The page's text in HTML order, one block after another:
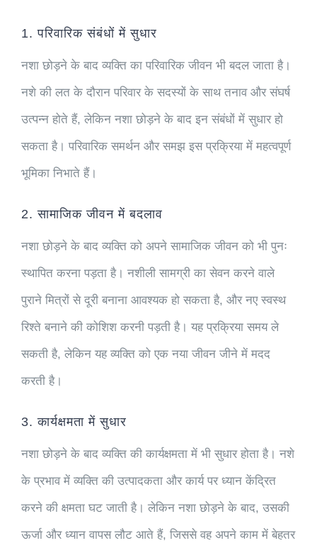
1. परिवारिक संबंधों में सुधार
नशा छोड़ने के बाद व्यक्ति का परिवारिक जीवन भी बदल जाता है।
नशे की लत के दौरान परिवार के सदस्यों के साथ तनाव और संघर्ष
उत्पन्न होते हैं, लेकिन नशा छोड़ने के बाद इन संबंधों में सुधार हो
सकता है। परिवारिक समर्थन और समझ इस प्रक्रिया में महत्वपूर्ण
भूमिका निभाते हैं।
2. सामाजिक जीवन में बदलाव
नशा छोड़ने के बाद व्यक्ति को अपने सामाजिक जीवन को भी पुनः
स्थापित करना पड़ता है। नशीली सामग्री का सेवन करने वाले
पुराने मित्रों से दूरी बनाना आवश्यक हो सकता है, और नए स्वस्थ
रिश्ते बनाने की कोशिश करनी पड़ती है। यह प्रक्रिया समय ले
सकती है, लेकिन यह व्यक्ति को एक नया जीवन जीने में मदद
करती है।
3. कार्यक्षमता में सुधार
नशा छोड़ने के बाद व्यक्ति की कार्यक्षमता में भी सुधार होता है। नशे
के प्रभाव में व्यक्ति की उत्पादकता और कार्य पर ध्यान केंद्रित
करने की क्षमता घट जाती है। लेकिन नशा छोड़ने के बाद, उसकी
ऊर्जा और ध्यान वापस लौट आते हैं, जिससे वह अपने काम में बेहतर